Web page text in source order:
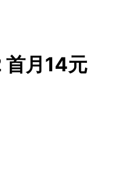
首月14元